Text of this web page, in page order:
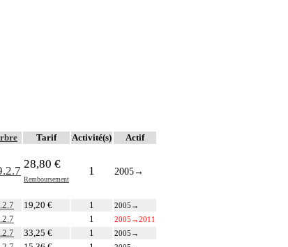
Tarif Activité(s) Actif
28,80 €
Remboursement
1 2005→
19,20 € 1 2005 →
1 2005 →2011
33,25 € 1 2005 →